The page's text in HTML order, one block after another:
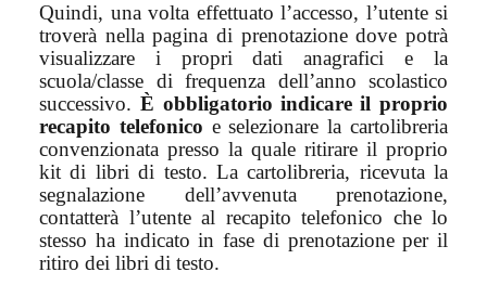
Quindi, una volta effettuato l’accesso, l’utente si
troverà nella pagina di prenotazione dove potrà
visualizzare i propri dati anagrafici e la
scuola/classe di frequenza dell’anno scolastico
successivo. È obbligatorio indicare il proprio
recapito telefonico e selezionare la cartolibreria
convenzionata presso la quale ritirare il proprio
kit di libri di testo. La cartolibreria, ricevuta la
segnalazione dell’avvenuta prenotazione,
contatterà l’utente al recapito telefonico che lo
stesso ha indicato in fase di prenotazione per il
ritiro dei libri di testo.